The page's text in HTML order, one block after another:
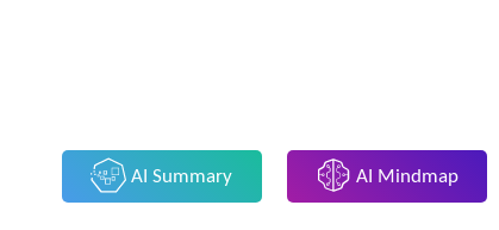
AI Summary AI Mindmap